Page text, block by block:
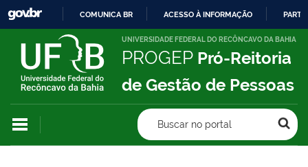
IR
PARA
CONTEÚDO
COMUNICA BR ACESSO À INFORMAÇÃO
UNIVERSIDADE FEDERAL DO RECÔNCAVO DA BAHIA
PROGEP Pró-Reitoria
de Gestão de Pessoas
Buscar no portal